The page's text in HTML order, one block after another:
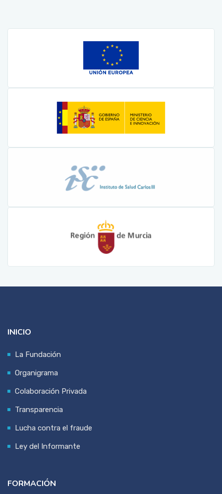
INICIO
La Fundación
Organigrama
Colaboración Privada
Transparencia
Lucha contra el fraude
Ley del Informante
FORMACIÓN